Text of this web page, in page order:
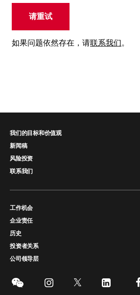
请重试
如果问题依然存在，请联系我们。
我们的目标和价值观
新闻稿
风险投资
联系我们
工作机会
企业责任
历史
投资者关系
公司领导层